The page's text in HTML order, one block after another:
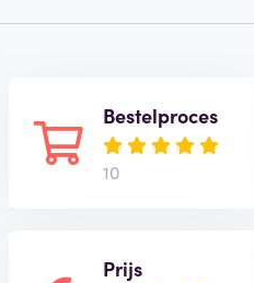
Bestelproces
10
Prijs